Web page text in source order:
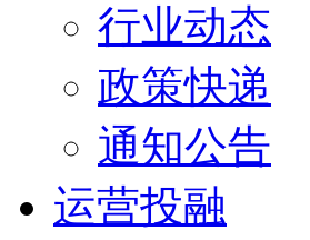
行业动态
政策快递
通知公告
运营投融